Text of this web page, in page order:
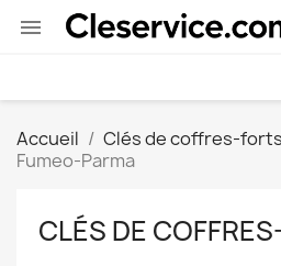

Accueil Clés de coffres-forts
Fumeo-Parma
CLÉS DE